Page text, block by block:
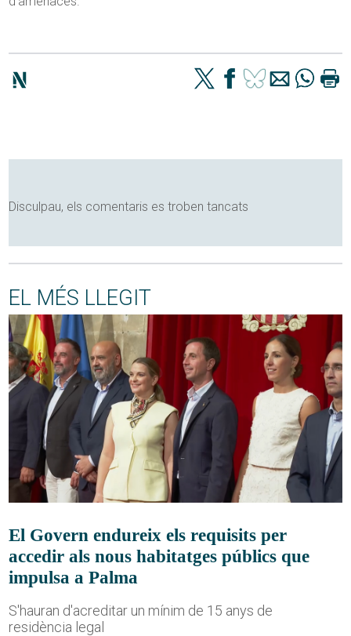
Disculpau, els comentaris es troben tancats
EL MÉS LLEGIT
El Govern endureix els requisits per
accedir als nous habitatges públics que
impulsa a Palma
S'hauran d'acreditar un mínim de 15 anys de
residència legal